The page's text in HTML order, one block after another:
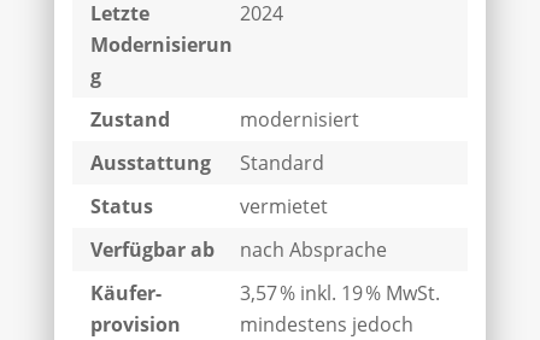
Letzte
Modernisierun
g
2024
Zustand
modernisiert
Ausstattung
Standard
Status
vermietet
Verfügbar ab
nach Absprache
Käufer­
provision
3,57 % inkl. 19 % MwSt.
mindestens jedoch